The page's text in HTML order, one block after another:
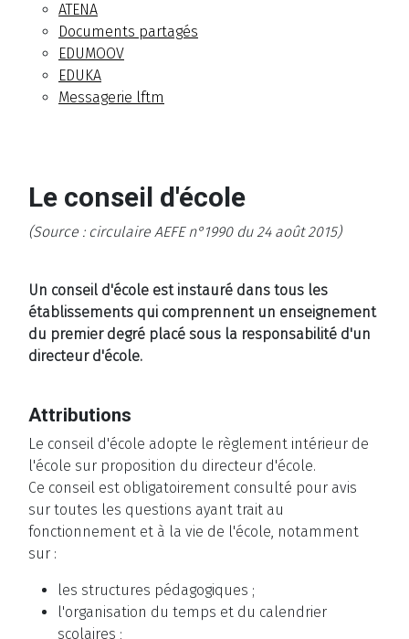
ATENA
Documents partagés
EDUMOOV
EDUKA
Messagerie lftm
Le conseil d'école
(Source : circulaire AEFEn°1990 du 24 août 2015)
Un conseil d'école est instauré dans tous les
établissements qui comprennent un enseignement
du premier degré placé sous la responsabilité d'un
directeur d'école.
Attributions
Le conseil d'école adopte le règlement intérieur de
l'école sur proposition du directeur d'école.
Ce conseil est obligatoirement consulté pour avis
sur toutes les questions ayant trait au
fonctionnement et à la vie de l'école, notamment
sur :
les structures pédagogiques ;
l'organisation du temps et du calendrier
scolaires ;